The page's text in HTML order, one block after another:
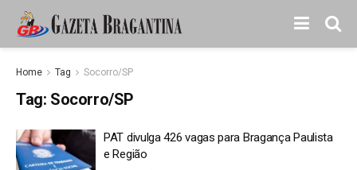
Home Tag Socorro/SP
Tag: Socorro/SP
PAT divulga 426 vagas para Bragança Paulista
e Região